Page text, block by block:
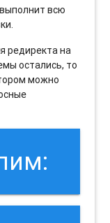
всю
редиректа на
остались, то
можно